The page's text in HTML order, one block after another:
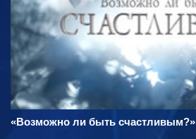
«Возможно ли быть счастливым?»